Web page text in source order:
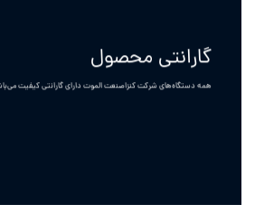
گارانتی محصول
همه دستگاه‌های شرکت کنزاصنعت الموت دارای گارانتی کیفیت